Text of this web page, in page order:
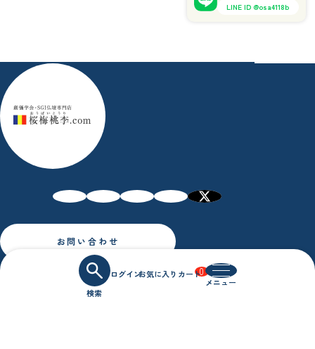
0
LINE ID @osa4118b
お問い合わせ
特定商取引法に基づく表記 プライバシーポリシー